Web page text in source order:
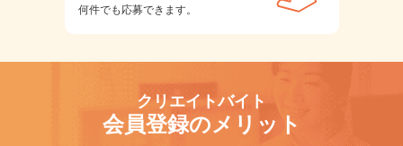
何件でも応募できます。
クリエイトバイト
会員登録のメリット